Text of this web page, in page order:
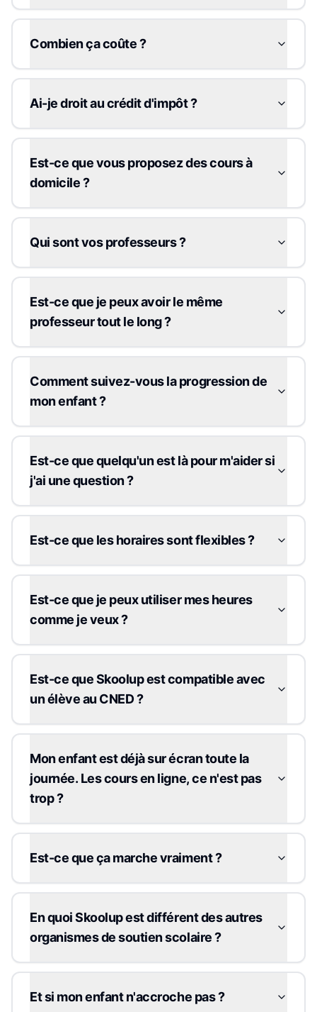
Combien ça coûte ?
Ai-je droit au crédit d'impôt ?
Est-ce que vous proposez des cours à
domicile ?
Qui sont vos professeurs ?
Est-ce que je peux avoir le même
professeur tout le long ?
Comment suivez-vous la progression de
mon enfant ?
Est-ce que quelqu'un est là pour m'aider si
j'ai une question ?
Est-ce que les horaires sont flexibles ?
Est-ce que je peux utiliser mes heures
comme je veux ?
Est-ce que Skoolup est compatible avec
un élève au CNED ?
Mon enfant est déjà sur écran toute la
journée. Les cours en ligne, ce n'est pas
trop ?
Est-ce que ça marche vraiment ?
En quoi Skoolup est différent des autres
organismes de soutien scolaire ?
Et si mon enfant n'accroche pas ?